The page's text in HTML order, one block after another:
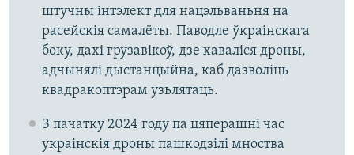
штучны інтэлект для нацэльваньня на
расейскія самалёты. Паводле ўкраінскага
боку, дахі грузавікоў, дзе хаваліся дроны,
адчынялі дыстанцыйна, каб дазволіць
квадракоптэрам узьлятаць.
З пачатку 2024 году па цяперашні час
украінскія дроны пашкодзілі мноства